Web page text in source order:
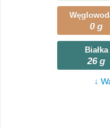
0 g
Białka
26 g
↓